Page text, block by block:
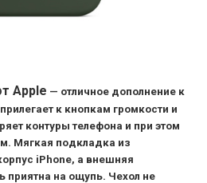
Apple — отличное дополнение к
к кнопкам громкости и
контуры телефона и при этом
Мягкая подкладка из
iPhone, а внешняя
приятна на ощупь. Чехол не